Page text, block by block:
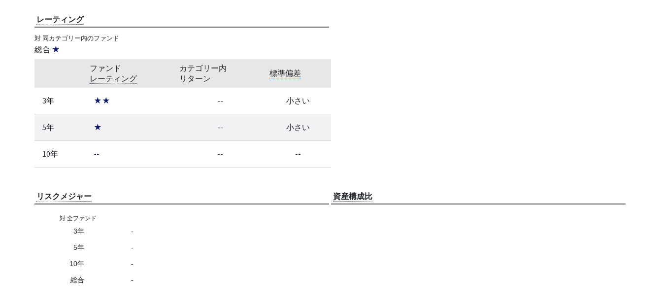
レーティング
対 同カテゴリー内のファンド
総合 ★
ファンド
レーティング
カテゴリー内
リターン
標準偏差
3年 ★★ -- 小さい
5年 ★ -- 小さい
10年 -- -- --
リスクメジャー
対 全ファンド
3年 -
5年 -
10年 -
総合 -
資産構成比